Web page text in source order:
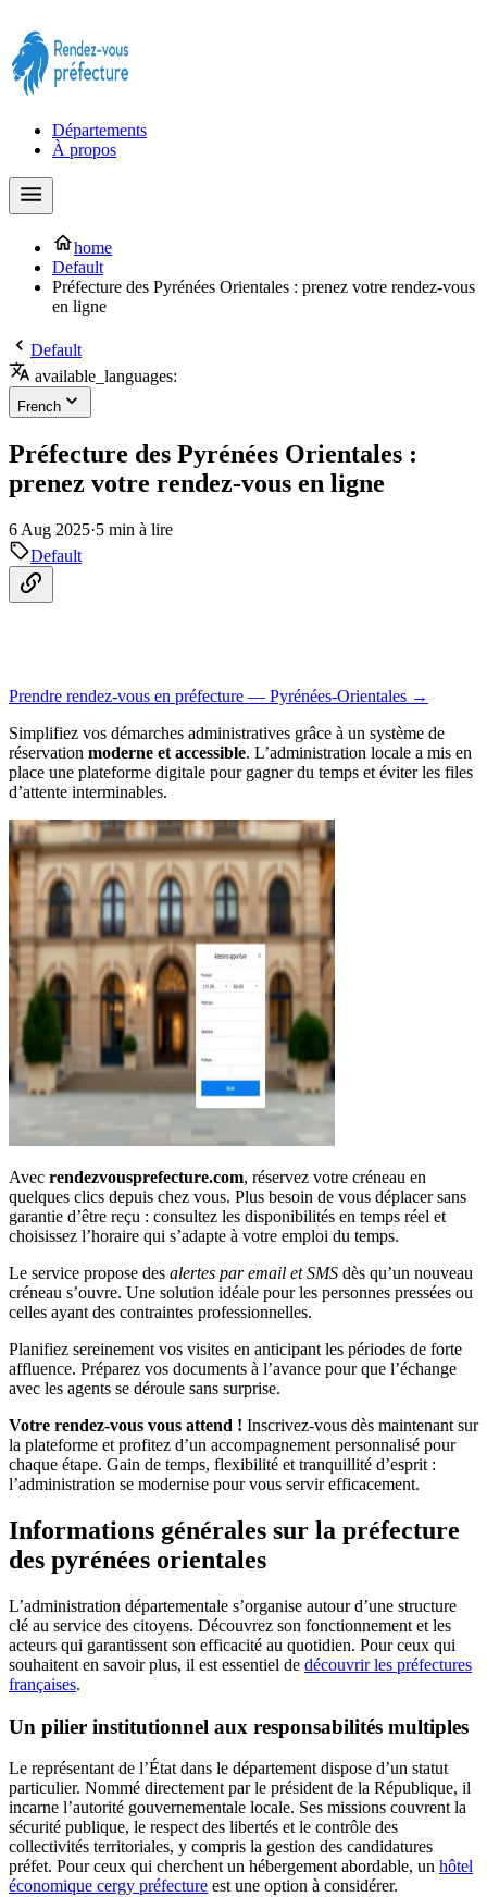
Départements
À propos
home
Default
Préfecture des Pyrénées Orientales : prenez votre rendez-vous
en ligne
Default
available_languages:
French
Préfecture des Pyrénées Orientales :
prenez votre rendez-vous en ligne
6 Aug 2025·5 min à lire
Default
Prendre rendez-vous en préfecture — Pyrénées-Orientales →
Simplifiez vos démarches administratives grâce à un système de
réservation moderne et accessible. L’administration locale a mis en
place une plateforme digitale pour gagner du temps et éviter les files
d’attente interminables.
Avec rendezvousprefecture.com, réservez votre créneau en
quelques clics depuis chez vous. Plus besoin de vous déplacer sans
garantie d’être reçu : consultez les disponibilités en temps réel et
choisissez l’horaire qui s’adapte à votre emploi du temps.
Le service propose des alertes par email et SMS dès qu’un nouveau
créneau s’ouvre. Une solution idéale pour les personnes pressées ou
celles ayant des contraintes professionnelles.
Planifiez sereinement vos visites en anticipant les périodes de forte
affluence. Préparez vos documents à l’avance pour que l’échange
avec les agents se déroule sans surprise.
Votre rendez-vous vous attend ! Inscrivez-vous dès maintenant sur
la plateforme et profitez d’un accompagnement personnalisé pour
chaque étape. Gain de temps, flexibilité et tranquillité d’esprit :
l’administration se modernise pour vous servir efficacement.
Informations générales sur la préfecture
des pyrénées orientales
L’administration départementale s’organise autour d’une structure
clé au service des citoyens. Découvrez son fonctionnement et les
acteurs qui garantissent son efficacité au quotidien. Pour ceux qui
souhaitent en savoir plus, il est essentiel de découvrir les préfectures
françaises.
Un pilier institutionnel aux responsabilités multiples
Le représentant de l’État dans le département dispose d’un statut
particulier. Nommé directement par le président de la République, il
incarne l’autorité gouvernementale locale. Ses missions couvrent la
sécurité publique, le respect des libertés et le contrôle des
collectivités territoriales, y compris la gestion des candidatures
préfet. Pour ceux qui cherchent un hébergement abordable, un hôtel
économique cergy préfecture est une option à considérer.